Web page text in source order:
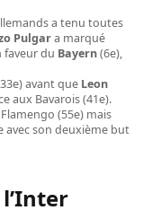
a tenu toutes
Pulgara marqué
faveur du Bayern(6e),
avant que Leon
aux Bavarois (41e).
(55e) mais
avec son deuxième but